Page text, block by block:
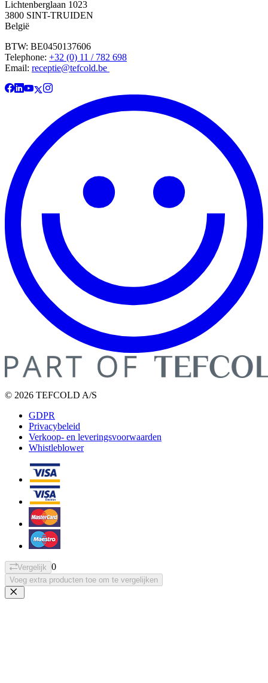
Lichtenberglaan 1023
3800 SINT-TRUIDEN
België
BTW: BE0450137606
Telephone: +32 (0) 11 / 782 698
Email: receptie@tefcold.be
© 2026 TEFCOLD A/S
GDPR
Privacybeleid
Verkoop- en leveringsvoorwaarden
Whistleblower
Vergelijk 0
Voeg extra producten toe om te vergelijken